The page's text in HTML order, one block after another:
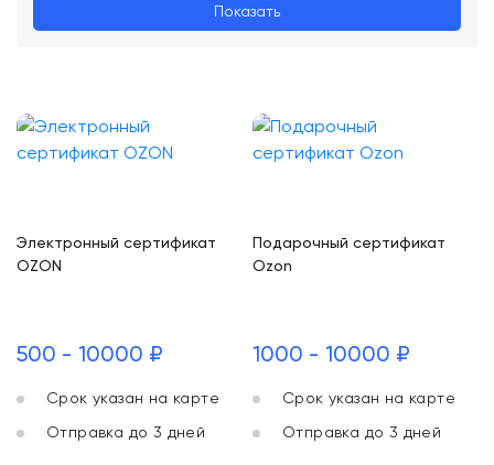
Показать
Электронный сертификат
OZON
500 - 10000 ₽
Срок указан на карте
Отправка до 3 дней
Подарочный сертификат
Ozon
1000 - 10000 ₽
Срок указан на карте
Отправка до 3 дней